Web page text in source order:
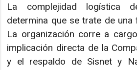
La complejidad logística
determina que se trate de una
La organización corre a
implicación directa de la
y el respaldo de Sisnet y